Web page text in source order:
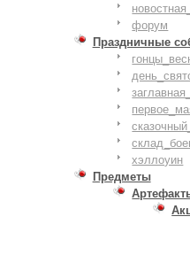
форум
Праздничные
хэллоуин
Предметы